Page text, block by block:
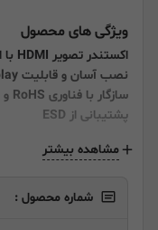
ویژگی های محصول
اکستندر تصویر HDMI با افزایش طول کابل HDMI تا 40 متر
نصب آسان و قابلیت plug and play
سازگار با فناوری RoHS و دارای تائیدیه FCC و CE
پشتیبانی از ESD
مشاهده بیشتر
شماره محصول :